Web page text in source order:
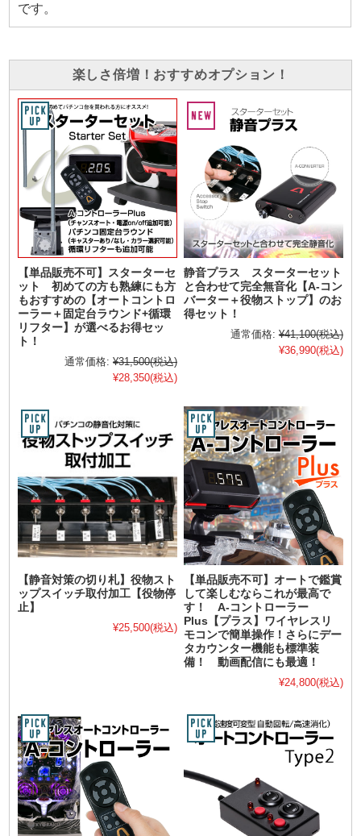
です。
楽しさ倍増！おすすめオプション！
【単品販売不可】スターターセ
ット 初めての方も熟練にも方
もおすすめの【オートコントロ
ーラー＋固定台ラウンド+循環
リフター】が選べるお得セッ
ト！
通常価格: ¥31,500(税込)
¥28,350(税込)
静音プラス スターターセット
と合わせて完全無音化【A-コン
バーター＋役物ストップ】のお
得セット！
通常価格: ¥41,100(税込)
¥36,990(税込)
【静音対策の切り札】役物スト
ップスイッチ取付加工【役物停
止】
¥25,500(税込)
【単品販売不可】オートで鑑賞
して楽しむならこれが最高で
す！ A-コントローラー
Plus【プラス】ワイヤレスリ
モコンで簡単操作！さらにデー
タカウンター機能も標準装
備！ 動画配信にも最適！
¥24,800(税込)